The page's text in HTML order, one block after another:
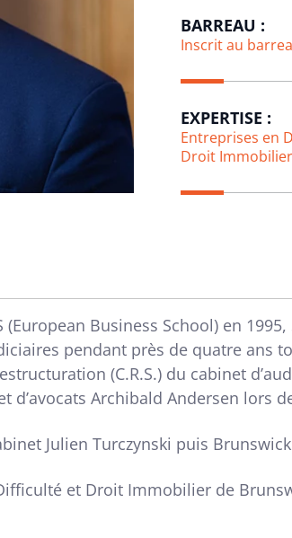
BARREAU :
Inscrit au
EXPERTISE :
Entreprises en
Droit Immobilier
(European Business School) en
pendant près de quatre ans
(C.R.S.) du cabinet
Archibald Andersen lors
Julien Turczynski puis
et Droit Immobilier de